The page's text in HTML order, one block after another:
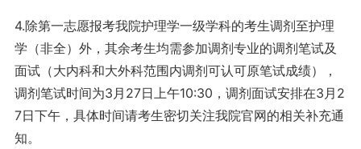
4.除第一志愿报考我院护理学一级学科的考生调剂至护理
学（非全）外，其余考生均需参加调剂专业的调剂笔试及
面试（大内科和大外科范围内调剂可认可原笔试成绩），
调剂笔试时间为3月27日上午10:30，调剂面试安排在3月2
7日下午，具体时间请考生密切关注我院官网的相关补充通
知。